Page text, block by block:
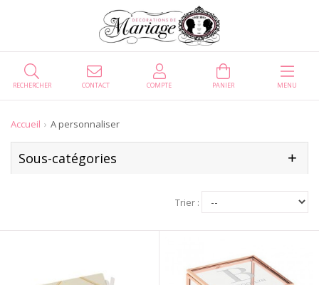
CONTACT
RECHERCHER COMPTE PANIER MENU
Accueil A personnaliser
Sous-catégories
Trier :